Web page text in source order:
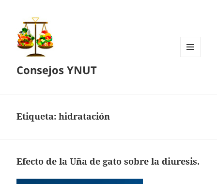
Consejos YNUT
Etiqueta:hidratación
Efecto de la Uña de gato sobre la diuresis.